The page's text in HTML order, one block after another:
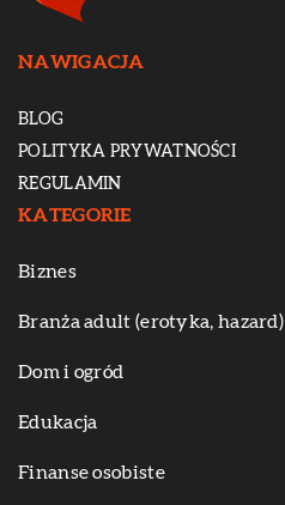
NAWIGACJA
BLOG
POLITYKA PRYWATNOŚCI
REGULAMIN
KATEGORIE
Biznes
Branża adult (erotyka, hazard)
Dom i ogród
Edukacja
Finanse osobiste